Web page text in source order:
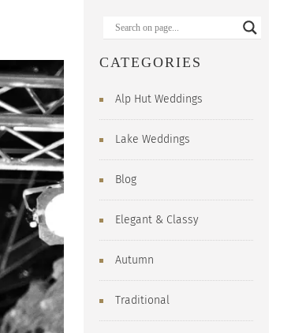
CATEGORIES
Alp Hut Weddings
Lake Weddings
Blog
Elegant & Classy
Autumn
Traditional